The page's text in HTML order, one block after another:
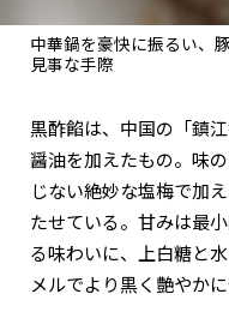
中華鍋を豪快に振るい、
見事な手際
黒酢餡は、中国の「鎮
醤油を加えたもの。味
じない絶妙な塩梅で加
たせている。甘みは最
る味わいに、上白糖と
メルでより黒く艶やかに